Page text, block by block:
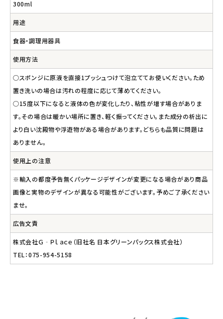
300ml
用途
食器・調理用器具
使用方法
○スポンジに原液を直接1プッシュつけて泡立ててお使いください。ため
置き洗いの場合は汚れの程度に応じて薄めてください。
○15度以下になると液体の色が変化したり、粘性が増す場合がありま
す。その場合は暖かい場所に置き、軽く振ってください。また成分の析出に
より白い沈殿物や浮遊物がある場合があります。どちらも品質に問題は
ありません。
使用上の注意
※輸入の都度予告無くパッケージデザインが変更になる場合があり商品
画像と実物のデザインが異なる可能性がございます。予めご了承ください
ませ。
広告文責
株式会社Ｇ‐Ｐｌａｃｅ（旧社名 日本グリーンパックス株式会社）
TEL：075-954-5158